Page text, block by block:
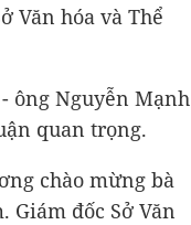
Văn hóa và Thể
ông Nguyễn Mạnh
quan trọng.
chào mừng bà
Giám đốc Sở Văn